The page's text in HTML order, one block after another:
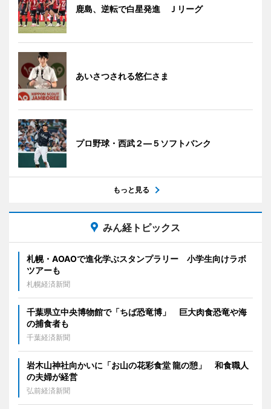
鹿島、逆転で白星発進 Ｊリーグ
あいさつされる悠仁さま
プロ野球・西武２―５ソフトバンク
もっと見る
みん経トピックス
札幌・AOAOで進化学ぶスタンプラリー 小学生向けラボ
ツアーも
札幌経済新聞
千葉県立中央博物館で「ちば恐竜博」 巨大肉食恐竜や海
の捕食者も
千葉経済新聞
岩木山神社向かいに「お山の花彩食堂 龍の憩」 和食職人
の夫婦が経営
弘前経済新聞